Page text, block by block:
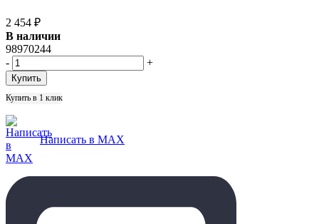
2 454 ₽
В наличии
98970244
-
+
Купить в 1 клик
Написать в MAX